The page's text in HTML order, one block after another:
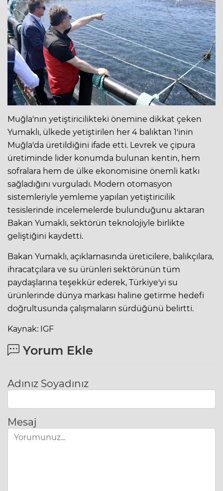
Muğla'nın yetiştiricilikteki önemine dikkat çeken
Yumaklı, ülkede yetiştirilen her 4 balıktan 1'inin
Muğla'da üretildiğini ifade etti. Levrek ve çipura
üretiminde lider konumda bulunan kentin, hem
sofralara hem de ülke ekonomisine önemli katkı
sağladığını vurguladı. Modern otomasyon
sistemleriyle yemleme yapılan yetiştiricilik
tesislerinde incelemelerde bulunduğunu aktaran
Bakan Yumaklı, sektörün teknolojiyle birlikte
geliştiğini kaydetti.
Bakan Yumaklı, açıklamasında üreticilere, balıkçılara,
ihracatçılara ve su ürünleri sektörünün tüm
paydaşlarına teşekkür ederek, Türkiye'yi su
ürünlerinde dünya markası haline getirme hedefi
doğrultusunda çalışmaların sürdüğünü belirtti.
Kaynak: IGF
Yorum Ekle
Adınız Soyadınız
Mesaj